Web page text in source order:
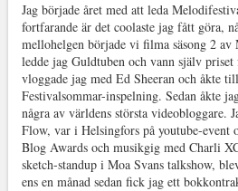
Jag började året med att leda
fortfarande är det coolaste jag fått göra,
mellohelgen började vi filma säsong 2
ledde jag Guldtuben och vann själv
vloggade jag med Ed Sheeran och åkte
Festivalsommar-inspelning. Sedan åkte
några av världens största videobloggare.
Flow, var i Helsingfors på youtube-event
Blog Awards och musikgig med Charli
sketch-standup i Moa Svans talkshow,
ens en månad sedan fick jag ett